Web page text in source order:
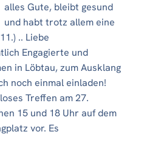
alles Gute, bleibt gesund
und habt trotz allem eine
.. Liebe
Engagierte und
in Löbtau, zum Ausklang
noch einmal einladen!
Treffen am 27.
15 und 18 Uhr auf dem
vor. Es